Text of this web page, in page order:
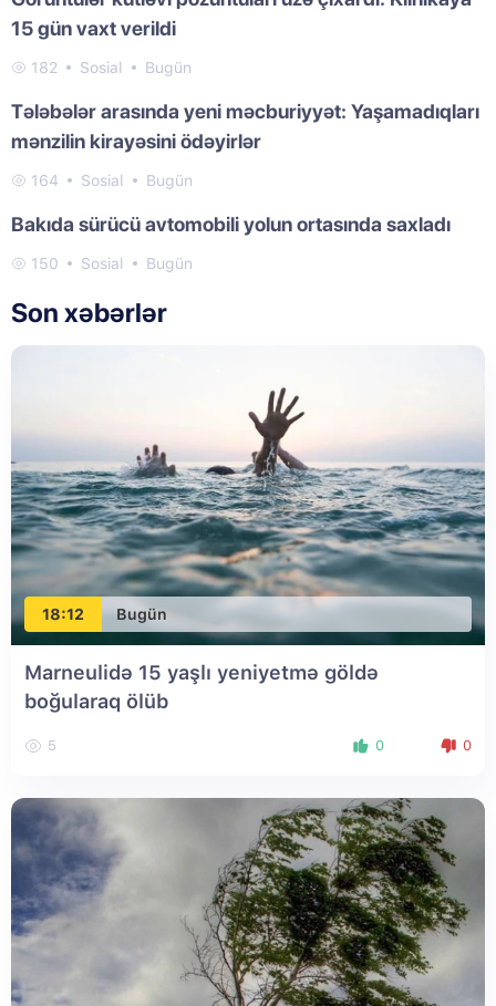
15 gün vaxt verildi
182 Sosial Bugün
Tələbələr arasında yeni məcburiyyət: Yaşamadıqları
mənzilin kirayəsini ödəyirlər
164 Sosial Bugün
Bakıda sürücü avtomobili yolun ortasında saxladı
150 Sosial Bugün
Son xəbərlər
18:12 Bugün
Marneulidə 15 yaşlı yeniyetmə göldə
boğularaq ölüb
5 0 0